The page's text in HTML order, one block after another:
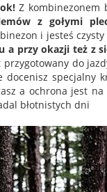
Z kombinezonem
z gołymi
i jesteś
a przy okazji też z
przygotowany do
specjalny
a ochrona jest
błotnistych dni